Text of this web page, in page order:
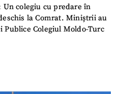
Un colegiu cu predare în
la Comrat. Miniștrii au
Colegiul Moldo-Turc